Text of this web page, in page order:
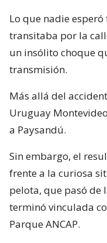
Lo que nadie
transitaba por la
un insólito choque
transmisión.
Más allá del
Uruguay
a Paysandú.
Sin embargo, el
frente a la curiosa
pelota, que pasó de
terminó vinculada
Parque ANCAP.